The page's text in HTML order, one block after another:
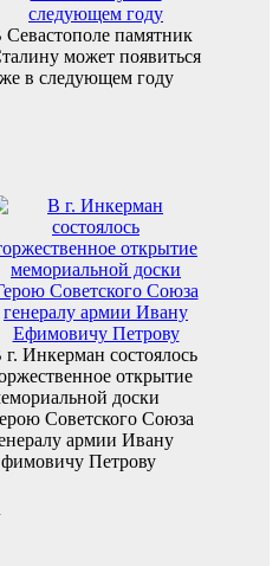
Севастополе памятник
может появиться
в следующем году
г. Инкерман состоялось
открытие
доски
Советского Союза
армии Ивану
Петрову